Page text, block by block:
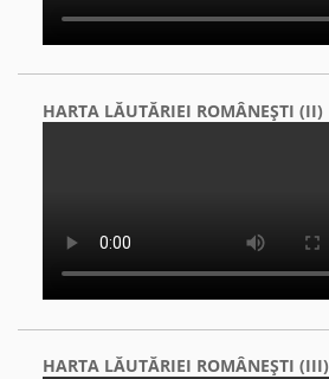
HARTA LĂUTĂRIEI ROMÂNEŞTI (II)
HARTA LĂUTĂRIEI ROMÂNEŞTI (III)